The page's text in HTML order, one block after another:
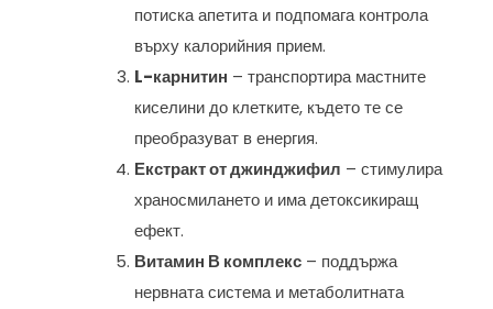
потиска апетита и подпомага контрола
върху калорийния прием.
L-карнитин – транспортира мастните
киселини до клетките, където те се
преобразуват в енергия.
Екстракт от джинджифил – стимулира
храносмилането и има детоксикиращ
ефект.
Витамин В комплекс – поддържа
нервната система и метаболитната